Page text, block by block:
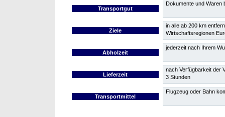
Transportgut
Dokumente und Waren
Ziele
in alle ab 200 km
Wirtschaftsregionen
Abholzeit
jederzeit nach Ihrem
Lieferzeit
nach Verfügbarkeit der
3 Stunden
Transportmittel
Flugzeug oder Bahn